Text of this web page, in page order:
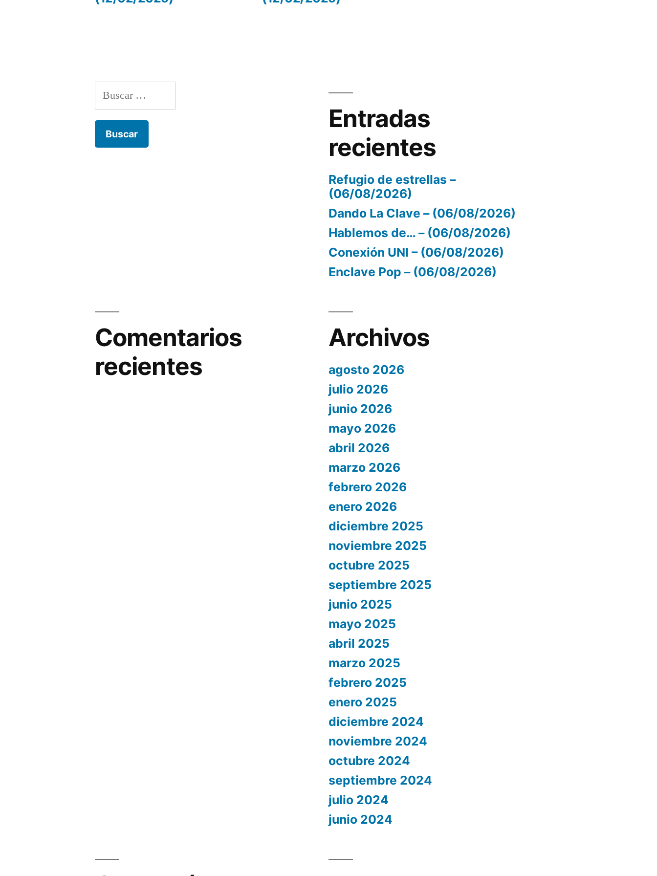
Buscar:
Entradas
recientes
Refugio de estrellas –
(06/08/2026)
Dando La Clave – (06/08/2026)
Hablemos de… – (06/08/2026)
Conexión UNI – (06/08/2026)
Enclave Pop – (06/08/2026)
Comentarios
recientes
Archivos
agosto 2026
julio 2026
junio 2026
mayo 2026
abril 2026
marzo 2026
febrero 2026
enero 2026
diciembre 2025
noviembre 2025
octubre 2025
septiembre 2025
junio 2025
mayo 2025
abril 2025
marzo 2025
febrero 2025
enero 2025
diciembre 2024
noviembre 2024
octubre 2024
septiembre 2024
julio 2024
junio 2024